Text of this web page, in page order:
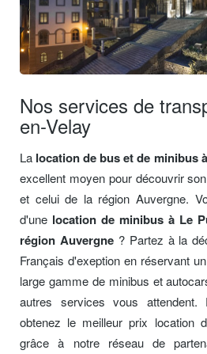
Nos services de
en-Velay
La location de bus et de minibus
excellent moyen pour découvrir
et celui de la région Auvergne.
d'une location de minibus à Le
région Auvergne? Partez à la
Français d'exeption en réservant
large gamme de minibus et
autres services vous
obtenez le meilleur prix location
grâce à notre réseau de